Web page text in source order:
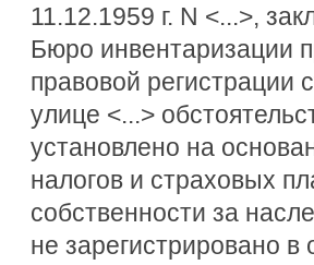
11.12.1959 г. N <...>,
Бюро инвентаризации
правовой регистрации
улице <...>
установлено на
налогов и страховых
собственности за
не зарегистрировано в